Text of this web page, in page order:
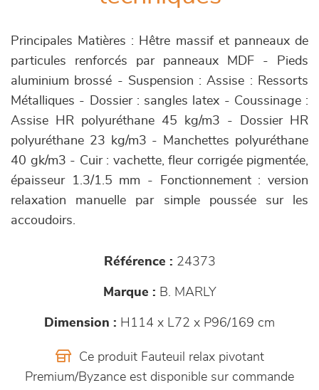
Principales Matières : Hêtre massif et panneaux de
particules renforcés par panneaux MDF - Pieds
aluminium brossé - Suspension : Assise : Ressorts
Métalliques - Dossier : sangles latex - Coussinage :
Assise HR polyuréthane 45 kg/m3 - Dossier HR
polyuréthane 23 kg/m3 - Manchettes polyuréthane
40 gk/m3 - Cuir : vachette, fleur corrigée pigmentée,
épaisseur 1.3/1.5 mm - Fonctionnement : version
relaxation manuelle par simple poussée sur les
accoudoirs.
Référence : 24373
Marque : B. MARLY
Dimension : H114 x L72 x P96/169 cm
Ce produit Fauteuil relax pivotant
Premium/Byzance est disponible sur commande